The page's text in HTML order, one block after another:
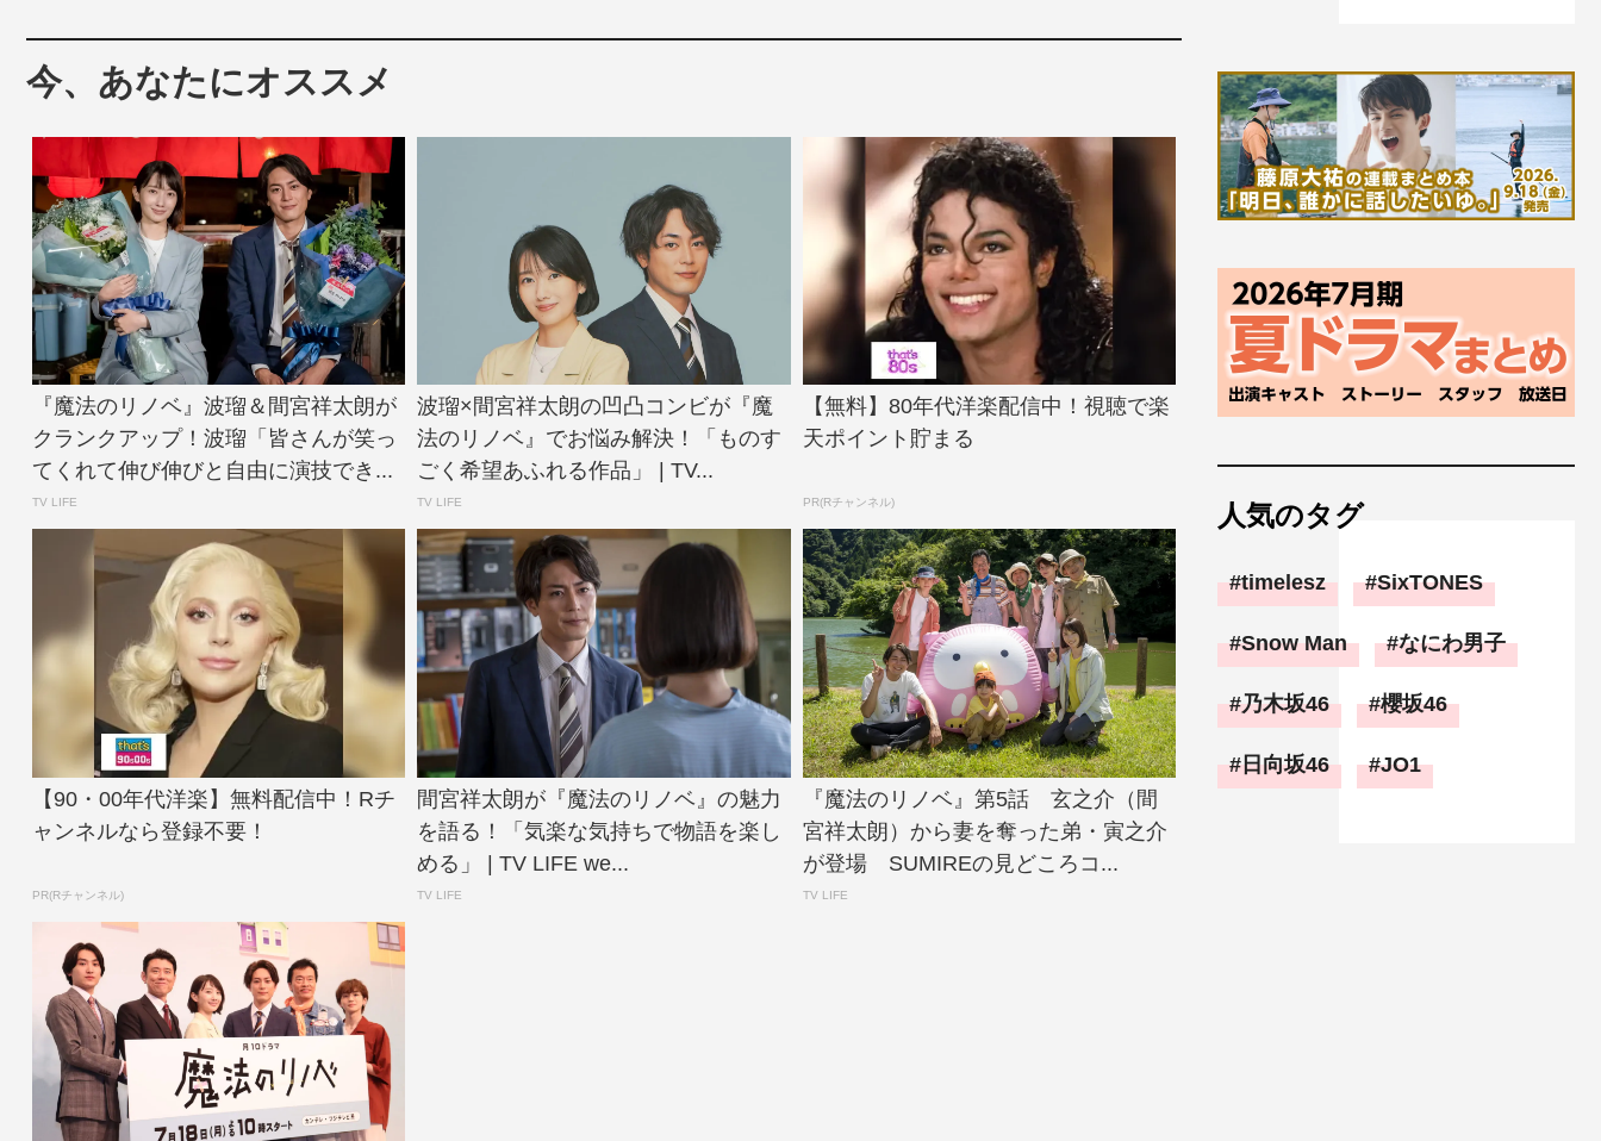
今、あなたにオススメ
『魔法のリノベ』波瑠＆間宮祥太朗が
クランクアップ！波瑠「皆さんが笑っ
てくれて伸び伸びと自由に演技でき...
TV LIFE
波瑠×間宮祥太朗の凹凸コンビが『魔
法のリノベ』でお悩み解決！「ものす
ごく希望あふれる作品」 | TV...
TV LIFE
【無料】80年代洋楽配信中！視聴で楽
天ポイント貯まる
PR(Rチャンネル)
【90・00年代洋楽】無料配信中！Rチ
ャンネルなら登録不要！
PR(Rチャンネル)
間宮祥太朗が『魔法のリノベ』の魅力
を語る！「気楽な気持ちで物語を楽し
める」 | TV LIFE we...
TV LIFE
『魔法のリノベ』第5話 玄之介（間
宮祥太朗）から妻を奪った弟・寅之介
が登場 SUMIREの見どころコ...
TV LIFE
人気のタグ
timelesz SixTONES
Snow Man なにわ男子
乃木坂46 櫻坂46
日向坂46 JO1